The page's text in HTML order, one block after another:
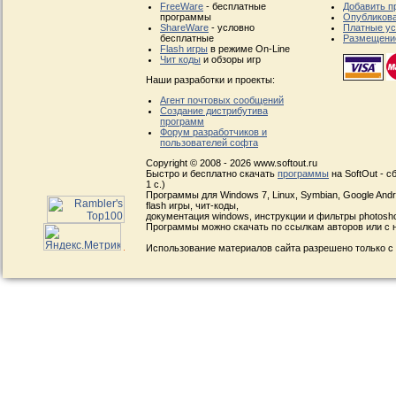
FreeWare - бесплатные
программы
ShareWare - условно
бесплатные
Flash игры в режиме On-Line
Чит коды и обзоры игр
Наши разработки и проекты:
Агент почтовых сообщений
Создание дистрибутива
программ
Форум разработчиков и
пользователей софта
Добавить
Платные
Copyright © 2008 - 2026 www.softout.ru
Быстро и бесплатно скачать программы на SoftOut -
1 с.)
Программы для Windows 7, Linux, Symbian, Google
flash игры, чит-коды,
документация windows, инструкции и фильтры
Программы можно скачать по ссылкам авторов или с
Использование материалов сайта разрешено только